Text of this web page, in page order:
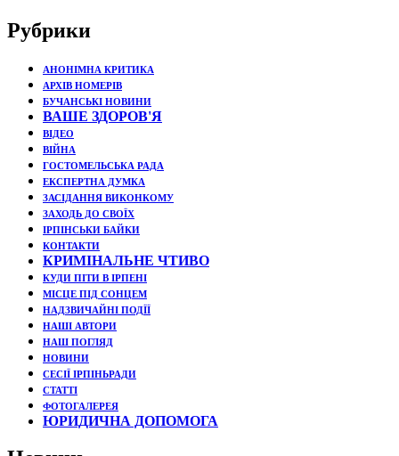
Рубрики
АНОНІМНА КРИТИКА
АРХІВ НОМЕРІВ
БУЧАНСЬКІ НОВИНИ
ВАШЕ ЗДОРОВ'Я
ВІДЕО
ВІЙНА
ГОСТОМЕЛЬСЬКА РАДА
ЕКСПЕРТНА ДУМКА
ЗАСІДАННЯ ВИКОНКОМУ
ЗАХОДЬ ДО СВОЇХ
ІРПІНСЬКИ БАЙКИ
КОНТАКТИ
КРИМІНАЛЬНЕ ЧТИВО
КУДИ ПІТИ В ІРПЕНІ
МІСЦЕ ПІД СОНЦЕМ
НАДЗВИЧАЙНІ ПОДЇЇ
НАШІ АВТОРИ
НАШ ПОГЛЯД
НОВИНИ
СЕСІЇ ІРПІНЬРАДИ
СТАТТІ
ФОТОГАЛЕРЕЯ
ЮРИДИЧНА ДОПОМОГА